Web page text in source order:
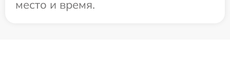
место и время.